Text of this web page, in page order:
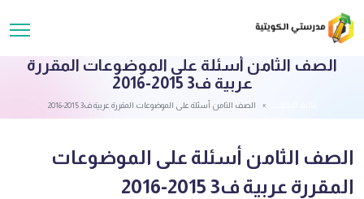
الصف الثامن أسئلة على الموضوعات المقررة
عربية ف3 2015-2016
الصف الثامن أسئلة على الموضوعات المقررة عربية ف3 2015-2016
الصف الثامن أسئلة على الموضوعات
المقررة عربية ف3 2015-2016